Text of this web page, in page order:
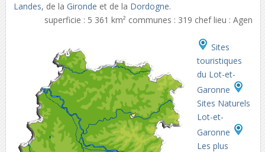
Landes, de la Gironde et de la Dordogne.
superficie : 5 361 km² communes : 319 chef lieu : Agen
Sites
touristiques
du Lot-et-
Garonne
Sites Naturels
Lot-et-
Garonne
Les plus